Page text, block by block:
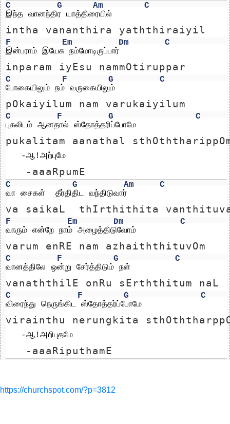
C G Am
C
இந்த வானந்திர யாத்திரையில்
intha vananthira yaththiraiyil
F Em Dm
C
இன்பராம் இயேசு நம்மோடிருப்பார்
inparam iyEsu nammOtiruppar
C F G
C
போகையிலும் நம் வருகையிலும்
pOkaiyilum nam varukaiyilum
C F G
C
புகலிடம் ஆனதால்
pukalitam aanathal
   -ஆ!அற்புமே
   -aaaRpumE
C G Am
C
வா சைகள்  தீர்திதிட வந்திடுவார்
va saikaL  thIrthithita
F Em Dm
C
வாரும் என்றே நாம் அழைத்திடுவோம்
varum enRE nam azhaiththituvOm
C F G
C
வானத்திலே ஒன்று சேர்த்திடும் நள்
vanaththilE onRu sErththitum naL
C F G
C
விரைந்து நெருங்கிட
virainthu nerungkita
   -ஆ!அறிபுதமே
   -aaaRiputhamE
https://churchspot.com/?p=3812